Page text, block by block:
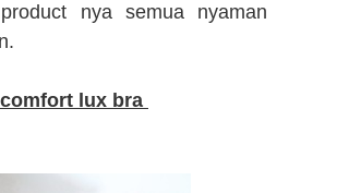
nya semua nyaman
lux bra